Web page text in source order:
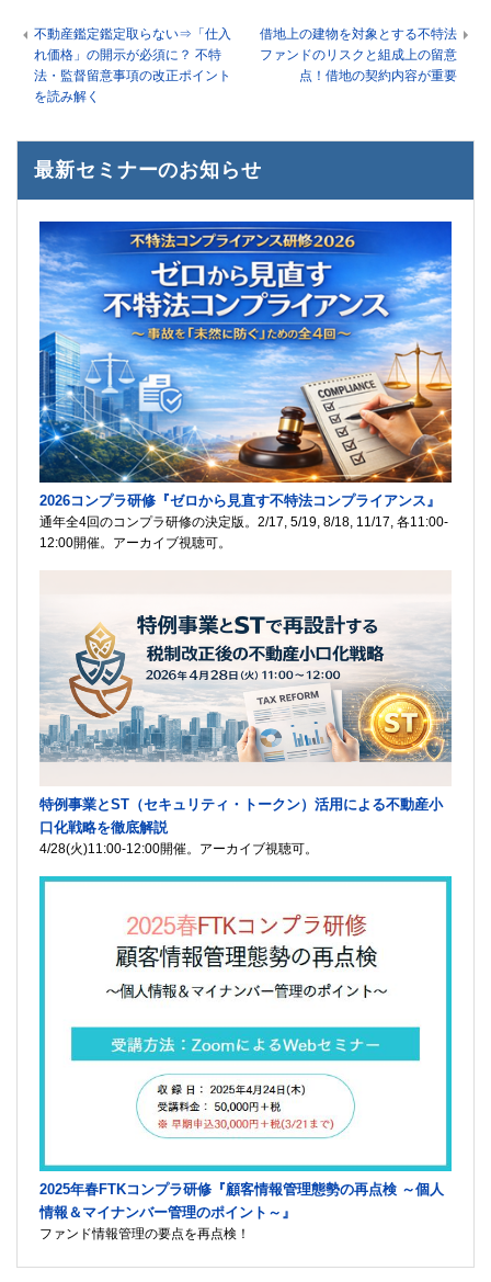
不動産鑑定鑑定取らない⇒「仕入
れ価格」の開示が必須に？ 不特
法・監督留意事項の改正ポイント
を読み解く
借地上の建物を対象とする不特法
ファンドのリスクと組成上の留意
点！借地の契約内容が重要
最新セミナーのお知らせ
2026コンプラ研修『ゼロから見直す不特法コンプライアンス』
通年全4回のコンプラ研修の決定版。2/17, 5/19, 8/18, 11/17, 各11:00-
12:00開催。アーカイブ視聴可。
特例事業とST（セキュリティ・トークン）活用による不動産小
口化戦略を徹底解説
4/28(火)11:00-12:00開催。アーカイブ視聴可。
2025年春FTKコンプラ研修『顧客情報管理態勢の再点検 ～個人
情報＆マイナンバー管理のポイント～』
ファンド情報管理の要点を再点検！